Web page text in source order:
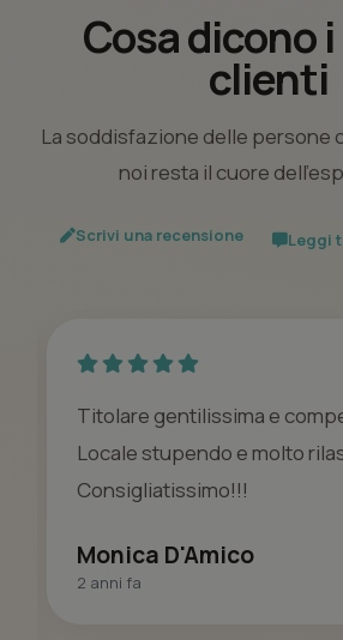
Cosa dicono
clienti
La soddisfazione delle persone
noi resta il cuore
Scrivi una recensione Leggi
Titolare gentilissima e
Locale stupendo e molto
Consigliatissimo!!!
Monica D'Amico
2 anni fa